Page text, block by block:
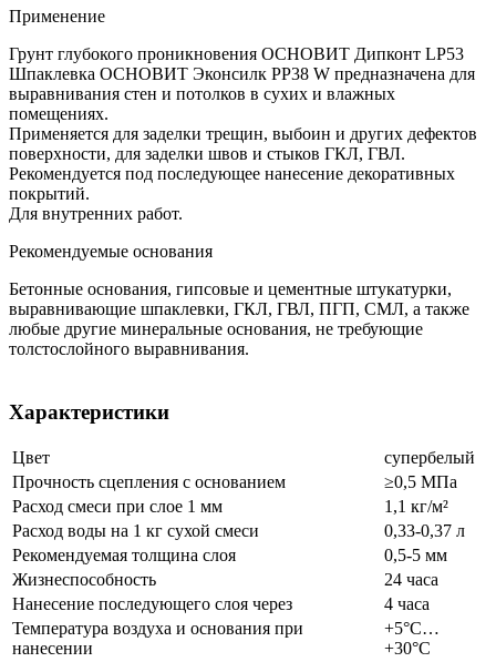
Применение
Грунт глубокого проникновения ОСНОВИТ Дипконт LP53
Шпаклевка ОСНОВИТ Эконсилк PP38 W предназначена для
выравнивания стен и потолков в сухих и влажных
помещениях.
Применяется для заделки трещин, выбоин и других дефектов
поверхности, для заделки швов и стыков ГКЛ, ГВЛ.
Рекомендуется под последующее нанесение декоративных
покрытий.
Для внутренних работ.
Рекомендуемые основания
Бетонные основания, гипсовые и цементные штукатурки,
выравнивающие шпаклевки, ГКЛ, ГВЛ, ПГП, СМЛ, а также
любые другие минеральные основания, не требующие
толстослойного выравнивания.
Характеристики
Цвет
супербелый
Прочность сцепления с основанием
≥0,5 МПа
Расход смеси при слое 1 мм
1,1 кг/м²
Расход воды на 1 кг сухой смеси
0,33-0,37 л
Рекомендуемая толщина слоя
0,5-5 мм
Жизнеспособность
24 часа
Нанесение последующего слоя через
4 часа
Температура воздуха и основания при
нанесении
+5°С…
+30°С